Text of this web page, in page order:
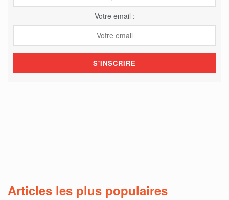
Votre email :
Articles les plus populaires